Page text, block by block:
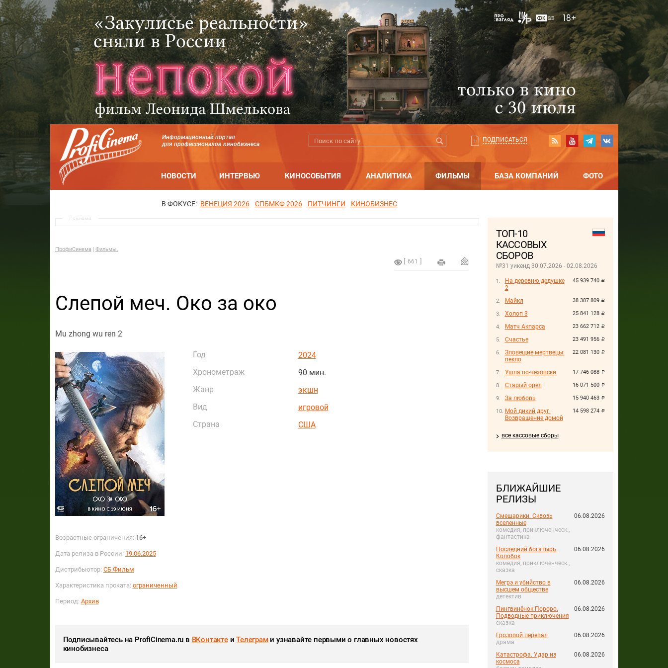
Информационный портал
для профессионалов кинобизнеса
ПОДПИСАТЬСЯ
НОВОСТИ ИНТЕРВЬЮ КИНОСОБЫТИЯ АНАЛИТИКА ФИЛЬМЫ БАЗА КОМПАНИЙ ФОТО
В ФОКУСЕ: ВЕНЕЦИЯ 2026 СПБМКФ 2026 ПИТЧИНГИ КИНОБИЗНЕС
ТОП-10
КАССОВЫХ
СБОРОВ
№31 уикенд 30.07.2026 - 02.08.2026
45 939 740 руб.
На деревню дедушке
2
38 387 809 руб.
Майкл
25 841 128 руб.
Холоп 3
23 662 712 руб.
Матч Акпарса
23 491 956 руб.
Счастье
22 081 130 руб.
Зловещие мертвецы:
пекло
17 746 088 руб.
Ушла по-чеховски
16 071 500 руб.
Старый орел
15 940 463 руб.
За любовь
14 598 274 руб.
Мой дикий друг.
Возвращение домой
все кассовые сборы
БЛИЖАЙШИЕ
РЕЛИЗЫ
Смешарики. Сквозь
вселенные
комедия, приключенческ.,
фантастика
06.08.2026
Последний богатырь.
Колобок
комедия, приключенческ.,
сказка
06.08.2026
Мегрэ и убийство в
высшем обществе
детектив
06.08.2026
Пингвинёнок Пороро.
Подводные приключения
сказка
06.08.2026
Грозовой перевал
драма
06.08.2026
Катастрофа. Удар из
космоса
06.08.2026
Реклама
ПрофиСинема Фильмы.
661
Слепой меч. Око за око
Mu zhong wu ren 2
Возрастные ограничения: 16+
Дата релиза в России: 19.06.2025
Дистрибьютор: СБ Фильм
Характеристика проката: ограниченный
Период: Архив
Год
2024
Хронометраж
90 мин.
Жанр
экшн
Вид
игровой
Страна
США
Подписывайтесь на ProfiCinema.ru в ВКонтактеиТелеграми узнавайте первыми о главных новостях
кинобизнеса